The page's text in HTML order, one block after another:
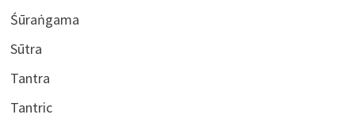
Śūraṅgama
Sūtra
Tantra
Tantric